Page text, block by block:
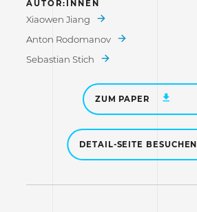
AUTOR:INNEN
Xiaowen Jiang
Anton Rodomanov
Sebastian Stich
ZUM PAPER
DETAIL-SEITE BESUCHEN